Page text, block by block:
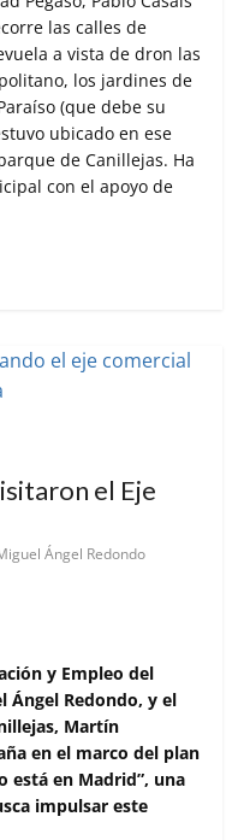
las calles de
a vista de dron las
los jardines de
(que debe su
ubicado en ese
de Canillejas. Ha
con el apoyo de
el Eje
Ángel Redondo
y Empleo del
Ángel Redondo, y el
Martín
en el marco del plan
está en Madrid”, una
impulsar este